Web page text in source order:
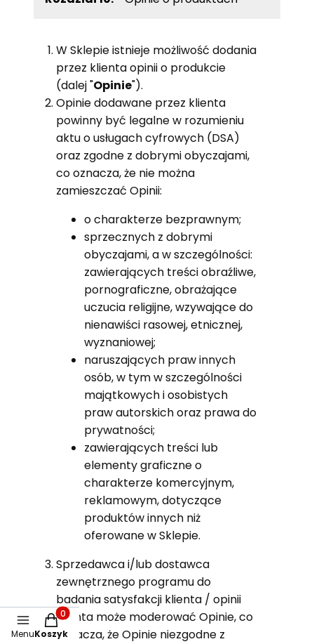
W Sklepie istnieje możliwość dodania
przez klienta opinii o produkcie
(dalej "Opinie").
Opinie dodawane przez klienta
powinny być legalne w rozumieniu
aktu o usługach cyfrowych (DSA)
oraz zgodne z dobrymi obyczajami,
co oznacza, że nie można
zamieszczać Opinii:
o charakterze bezprawnym;
sprzecznych z dobrymi
obyczajami, a w szczególności:
zawierających treści obraźliwe,
pornograficzne, obrażające
uczucia religijne, wzywające do
nienawiści rasowej, etnicznej,
wyznaniowej;
naruszających praw innych
osób, w tym w szczególności
majątkowych i osobistych
praw autorskich oraz prawa do
prywatności;
zawierających treści lub
elementy graficzne o
charakterze komercyjnym,
reklamowym, dotyczące
produktów innych niż
oferowane w Sklepie.
Sprzedawca i/lub dostawca
zewnętrznego programu do
badania satysfakcji klienta / opinii
klienta może moderować Opinie, co
oznacza, że Opinie niezgodne z
Menu
Produkty w koszyku: 0. Zobacz szczegóły
Koszyk